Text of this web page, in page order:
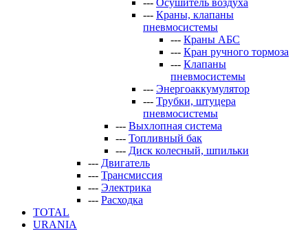
--- Осушитель воздуха
--- Краны, клапаны
пневмосистемы
--- Краны АБС
--- Кран ручного тормоза
--- Клапаны
пневмосистемы
--- Энергоаккумулятор
--- Трубки, штуцера
пневмосистемы
--- Выхлопная система
--- Топливный бак
--- Диск колесный, шпильки
--- Двигатель
--- Трансмиссия
--- Электрика
--- Расходка
TOTAL
URANIA